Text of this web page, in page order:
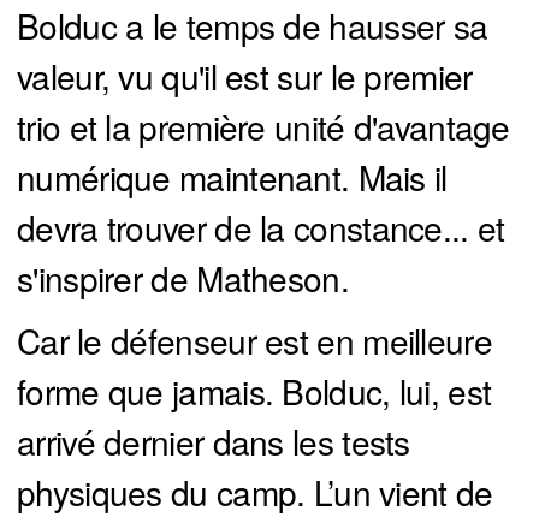
Bolduc a le temps de hausser sa
valeur, vu qu'il est sur le premier
trio et la première unité d'avantage
numérique maintenant. Mais il
devra trouver de la constance... et
s'inspirer de Matheson.
Car le défenseur est en meilleure
forme que jamais. Bolduc, lui, est
arrivé dernier dans les tests
physiques du camp. L’un vient de